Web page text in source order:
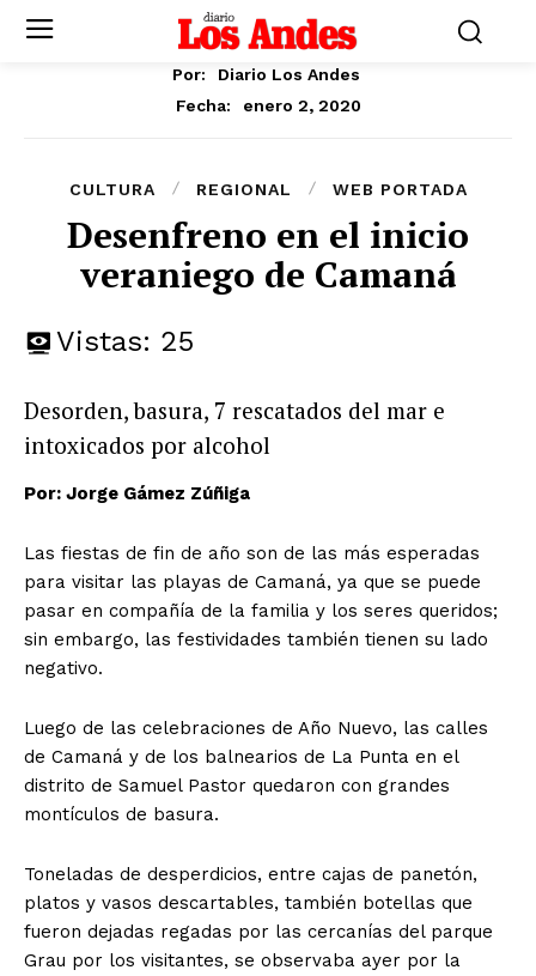
Por:
Diario Los Andes
Fecha:
enero 2, 2020
CULTURA REGIONAL WEB PORTADA
Desenfreno en el inicio
veraniego de Camaná
Vistas: 25
Desorden, basura, 7 rescatados del mar e
intoxicados por alcohol
Por: Jorge Gámez Zúñiga
Las fiestas de fin de año son de las más esperadas
para visitar las playas de Camaná, ya que se puede
pasar en compañía de la familia y los seres queridos;
sin embargo, las festividades también tienen su lado
negativo.
Luego de las celebraciones de Año Nuevo, las calles
de Camaná y de los balnearios de La Punta en el
distrito de Samuel Pastor quedaron con grandes
montículos de basura.
Toneladas de desperdicios, entre cajas de panetón,
platos y vasos descartables, también botellas que
fueron dejadas regadas por las cercanías del parque
Grau por los visitantes, se observaba ayer por la